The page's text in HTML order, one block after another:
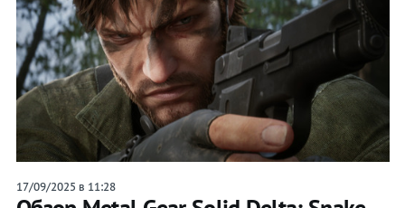
17/09/2025 в 11:28